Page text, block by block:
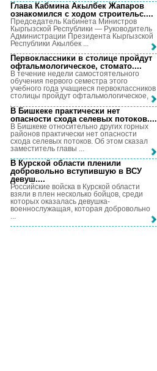
Глава Кабмина Акылбек Жапаров
ознакомился с ходом строительс....
Председатель Кабинета Министров
Кыргызской Республики — Руководитель
Администрации Президента Кыргызской
Республики Акылбек ...
Первоклассники в столице пройдут
офтальмологическое, стомато....
В течение недели самостоятельного
обучения первого семестра этого
учебного года учащиеся первоклассников
столицы пройдут офтальмологическое, ...
В Бишкеке практически нет
опасности схода селевых потоков....
В Бишкеке относительно других горных
районов практически нет опасности
схода селевых потоков. Об этом сказал
заместитель главы ...
В Курской области пленили
добровольно вступившую в ВСУ
девуш....
Российские войска в Курской области
взяли в плен несколько бойцов, среди
которых оказалась девушка-
военнослужащая, которая добровольно
...